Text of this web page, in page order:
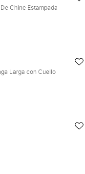
Chine Estampada
Larga con Cuello